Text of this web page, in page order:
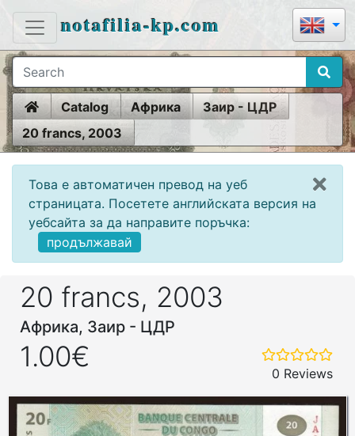
notafilia-kp.com
HomeCatalog Африка
Заир - ЦДР
20 francs, 2003
Това е автоматичен превод на уеб
страницата. Посетете английската версия на
уебсайта за да направите поръчка:
продължавай
20 francs, 2003
Африка, Заир - ЦДР
1.00€
0 Reviews